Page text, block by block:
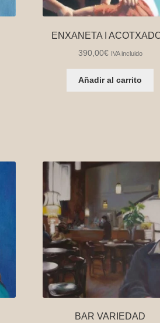
ENXANETA I
390,00€ IVA incluido
Añadir al carrito
BAR VARIEDAD